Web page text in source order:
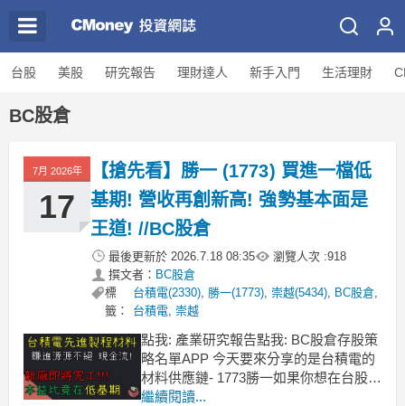
台股 美股 研究報告 理財達人 新手入門 生活理財
BC股倉
7月 2026年
17
【搶先看】勝一 (1773) 買進一檔低
基期! 營收再創新高! 強勢基本面是
王道! //BC股倉
最後更新於 2026.7.18 08:35 瀏覽人次 :918
撰文者： BC股倉
標
籤：
台積電(2330), 勝一(1773), 崇越(5434), BC股倉,
台積電, 崇越
點我: 產業研究報告點我: BC股倉存股策
略名單APP 今天要來分享的是台積電的
材料供應鏈- 1773勝一如果你想在台股中
找一檔長期賺錢又處在低基期的好公司
繼續閱讀...